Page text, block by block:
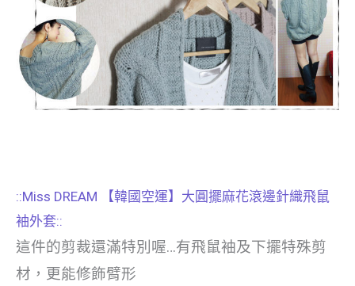
::Miss DREAM 【韓國空運】大圓擺麻花滾邊針織飛鼠
袖外套::
這件的剪裁還滿特別喔…有飛鼠袖及下擺特殊剪
材，更能修飾臂形